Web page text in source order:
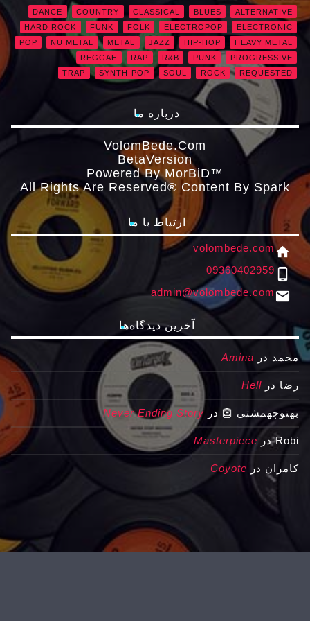
ALTERNATIVE
BLUES
CLASSICAL
COUNTRY
DANCE
ELECTRONIC
ELECTROPOP
FOLK
FUNK
HARD ROCK
HEAVY METAL
HIP-HOP
JAZZ
METAL
NU METAL
POP
PROGRESSIVE
PUNK
R&B
RAP
REGGAE
REQUESTED
ROCK
SOUL
SYNTH-POP
TRAP
درباره ما
VolomBede.com
ΒetaVersion
Powered By MorBiD™
All Rights Are Reserved® Content By Spark
ارتباط با ما
home
volombede.com
phone_android
09360402959
email
admin@volombede.com
آخرین دیدگاه‌ها
محمد در Amina
رضا در Hell
بهتوچهمشتی 👺 در Never Ending Story
Robiدر Masterpiece
کامران در Coyote